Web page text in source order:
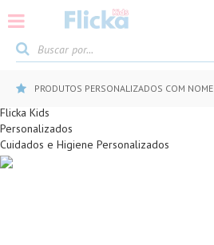
PRODUTOS PERSONALIZADOS COM NOME
Flicka Kids
Personalizados
Cuidados e Higiene Personalizados